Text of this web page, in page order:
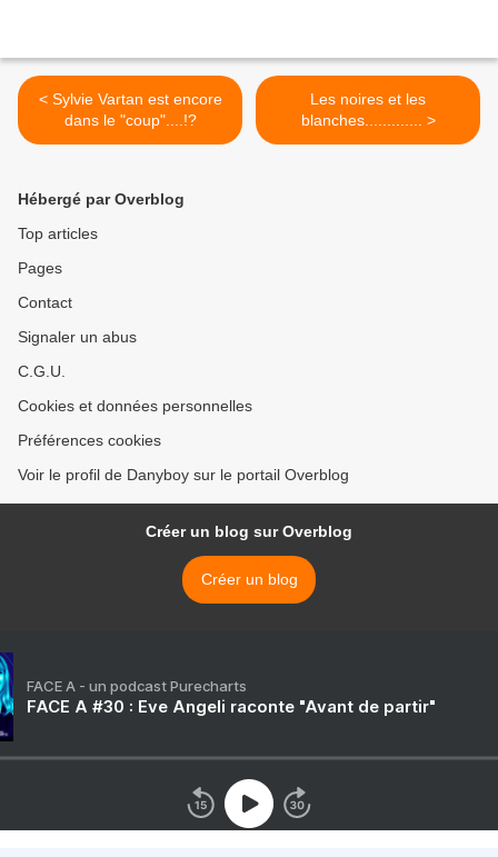
< Sylvie Vartan est encore
dans le "coup"....!?
Les noires et les
blanches............. >
Hébergé par Overblog
Top articles
Pages
Contact
Signaler un abus
C.G.U.
Cookies et données personnelles
Préférences cookies
Voir le profil de Danyboy sur le portail Overblog
Créer un blog sur Overblog
Créer un blog
FACE A - un podcast Purecharts
FACE A #30 : Eve Angeli raconte "Avant de partir"